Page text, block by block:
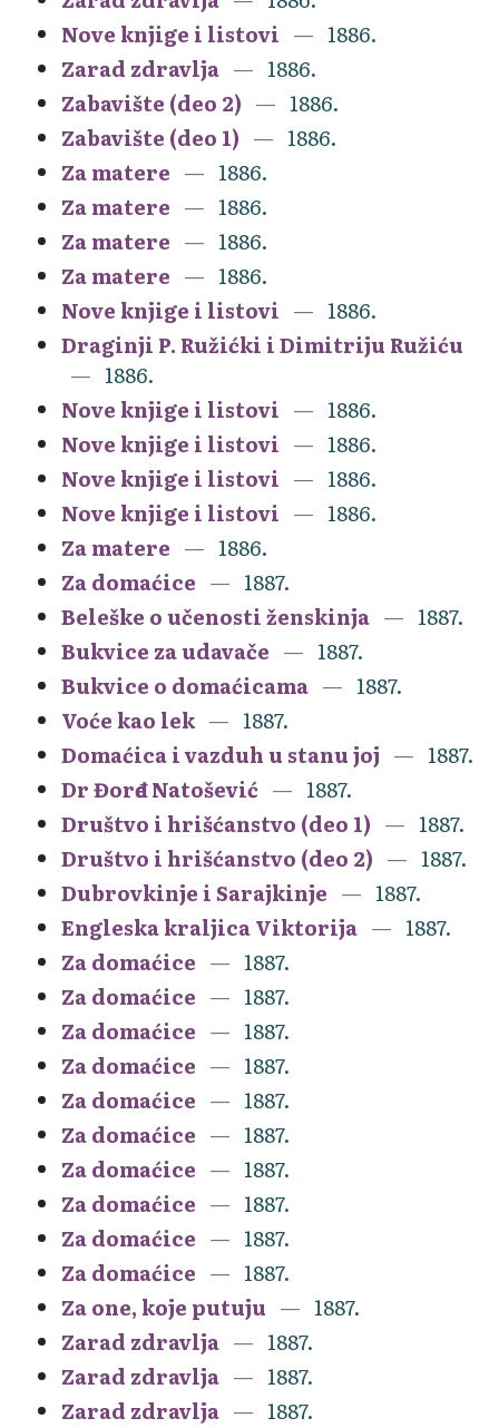
Nove knjige i listovi
1886.
Zarad zdravlja
1886.
Zabavište (deo 2)
1886.
Zabavište (deo 1)
1886.
Za matere
1886.
Za matere
1886.
Za matere
1886.
Za matere
1886.
Nove knjige i listovi
1886.
Draginji P. Ružićki i Dimitriju Ružiću
1886.
Nove knjige i listovi
1886.
Nove knjige i listovi
1886.
Nove knjige i listovi
1886.
Nove knjige i listovi
1886.
Za matere
1886.
Za domaćice
1887.
Beleške o učenosti ženskinja
1887.
Bukvice za udavače
1887.
Bukvice o domaćicama
1887.
Voće kao lek
1887.
Domaćica i vazduh u stanu joj
1887.
Dr Đorđe Natošević
1887.
Društvo i hrišćanstvo (deo 1)
1887.
Društvo i hrišćanstvo (deo 2)
1887.
Dubrovkinje i Sarajkinje
1887.
Engleska kraljica Viktorija
1887.
Za domaćice
1887.
Za domaćice
1887.
Za domaćice
1887.
Za domaćice
1887.
Za domaćice
1887.
Za domaćice
1887.
Za domaćice
1887.
Za domaćice
1887.
Za domaćice
1887.
Za domaćice
1887.
Za one, koje putuju
1887.
Zarad zdravlja
1887.
Zarad zdravlja
1887.
Zarad zdravlja
1887.